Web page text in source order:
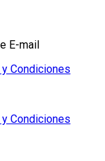
E-mail
Condiciones
Condiciones